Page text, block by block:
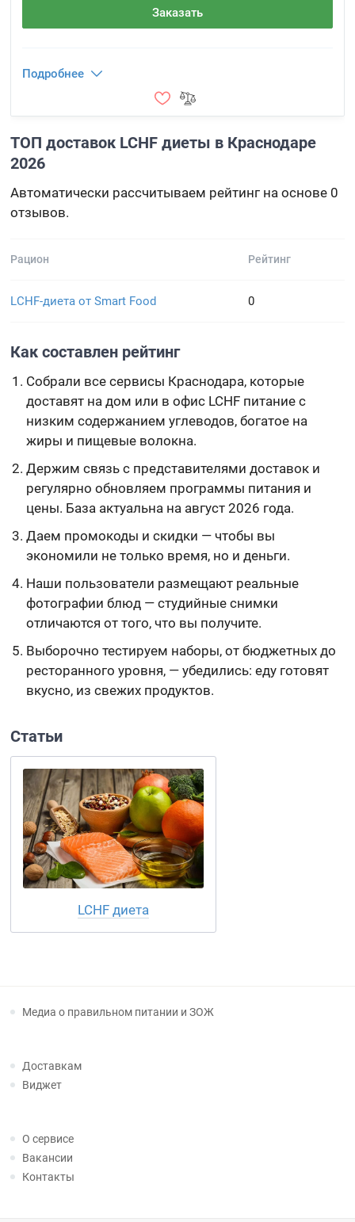
Заказать
Подробнее
ТОП доставок LCHF диеты в Краснодаре
2026
Автоматически рассчитываем рейтинг на основе 0
отзывов.
Рацион Рейтинг
LCHF-диета от Smart Food 0
Как составлен рейтинг
Собрали все сервисы Краснодара, которые
доставят на дом или в офис LCHF питание с
низким содержанием углеводов, богатое на
жиры и пищевые волокна.
Держим связь с представителями доставок и
регулярно обновляем программы питания и
цены. База актуальна на август 2026 года.
Даем промокоды и скидки — чтобы вы
экономили не только время, но и деньги.
Наши пользователи размещают реальные
фотографии блюд — студийные снимки
отличаются от того, что вы получите.
Выборочно тестируем наборы, от бюджетных до
ресторанного уровня, — убедились: еду готовят
вкусно, из свежих продуктов.
Статьи
LCHF диета
Медиа о правильном питании и ЗОЖ
Доставкам
Виджет
О сервисе
Вакансии
Контакты